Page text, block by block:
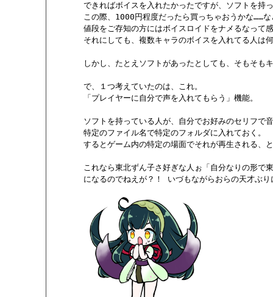
できればボイスを入れたかったですが、ソフトを持
この際、1000円程度だったら買っちゃおうかな……な
値段をご存知の方にはボイスロイドをナメるなって
それにしても、複数キャラのボイスを入れてる人は
しかし、たとえソフトがあったとしても、そもそも
       で、１つ考えていたのは、これ。
       「プレイヤーに自分で声を入れてもらう」機能。
ソフトを持っている人が、自分でお好みのセリフで
       特定のファイル名で特定のフォルダに入れておく。
するとゲーム内の特定の場面でそれが再生される、
これなら東北ずん子さ好ぎな人ぉ「自分なりの形で
になるのでねえが？！ いづもながらおらの天才ぶ